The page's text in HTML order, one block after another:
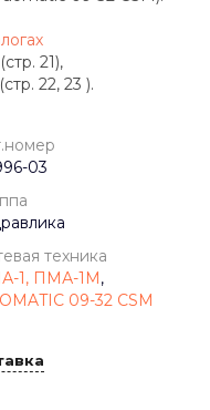
21),
22, 23 ).
03
техника
1, ПМА-1М ,
09-32 CSM